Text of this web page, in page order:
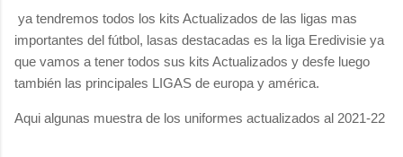
ya tendremos todos los kits Actualizados de las ligas mas
importantes del fútbol, lasas destacadas es la liga Eredivisie ya
que vamos a tener todos sus kits Actualizados y desfe luego
también las principales LIGAS de europa y américa.
Aqui algunas muestra de los uniformes actualizados al 2021-22